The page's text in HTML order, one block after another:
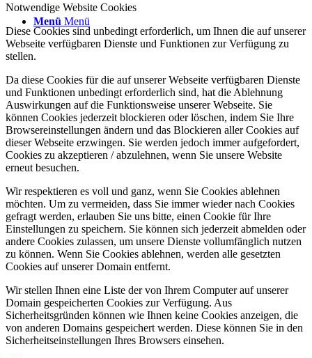
Menü Menü
Notwendige Website Cookies
Diese Cookies sind unbedingt erforderlich, um Ihnen die auf unserer
Webseite verfügbaren Dienste und Funktionen zur Verfügung zu
stellen.
Da diese Cookies für die auf unserer Webseite verfügbaren Dienste
und Funktionen unbedingt erforderlich sind, hat die Ablehnung
Auswirkungen auf die Funktionsweise unserer Webseite. Sie
können Cookies jederzeit blockieren oder löschen, indem Sie Ihre
Browsereinstellungen ändern und das Blockieren aller Cookies auf
dieser Webseite erzwingen. Sie werden jedoch immer aufgefordert,
Cookies zu akzeptieren / abzulehnen, wenn Sie unsere Website
erneut besuchen.
Wir respektieren es voll und ganz, wenn Sie Cookies ablehnen
möchten. Um zu vermeiden, dass Sie immer wieder nach Cookies
gefragt werden, erlauben Sie uns bitte, einen Cookie für Ihre
Einstellungen zu speichern. Sie können sich jederzeit abmelden oder
andere Cookies zulassen, um unsere Dienste vollumfänglich nutzen
zu können. Wenn Sie Cookies ablehnen, werden alle gesetzten
Cookies auf unserer Domain entfernt.
Wir stellen Ihnen eine Liste der von Ihrem Computer auf unserer
Domain gespeicherten Cookies zur Verfügung. Aus
Sicherheitsgründen können wie Ihnen keine Cookies anzeigen, die
von anderen Domains gespeichert werden. Diese können Sie in den
Sicherheitseinstellungen Ihres Browsers einsehen.